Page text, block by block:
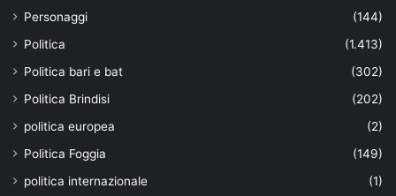
Personaggi
(144)
Politica
(1.413)
Politica bari e bat
(302)
Politica Brindisi
(202)
politica europea
(2)
Politica Foggia
(149)
politica internazionale
(1)